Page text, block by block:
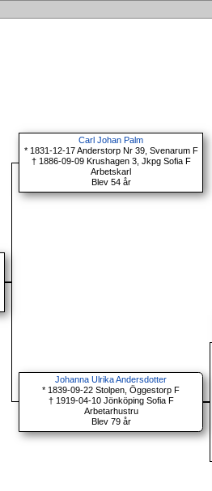
Carl Johan Palm
* 1831-12-17 Anderstorp Nr 39, Svenarum F
† 1886-09-09 Krushagen 3, Jkpg Sofia F
Arbetskarl
Blev 54 år
Johanna Ulrika Andersdotter
* 1839-09-22 Stolpen, Öggestorp F
† 1919-04-10 Jönköping Sofia F
Arbetarhustru
Blev 79 år